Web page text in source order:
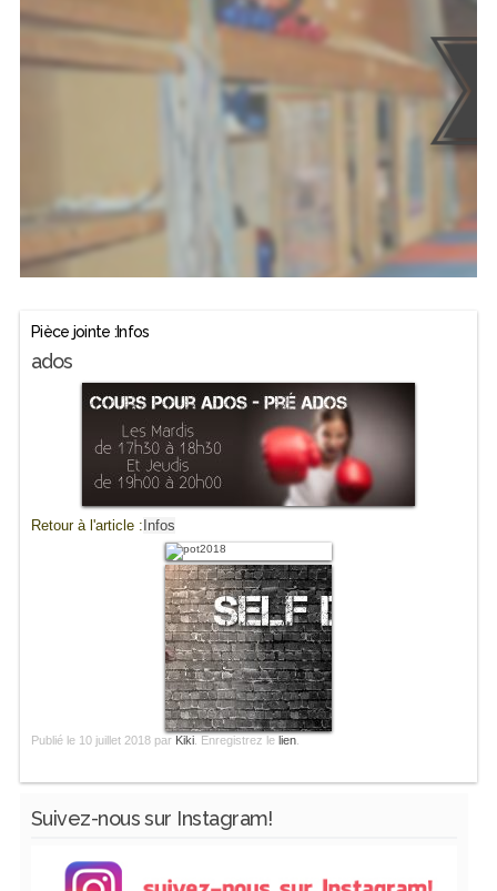
Pièce jointe :Infos
ados
Retour à l'article :Infos
Publié le 10 juillet 2018 par Kiki. Enregistrez le lien.
Suivez-nous sur Instagram!